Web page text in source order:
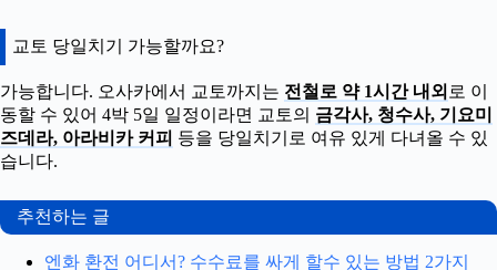
교토 당일치기 가능할까요?
가능합니다. 오사카에서 교토까지는 전철로 약 1시간 내외 로 이
동할 수 있어 4박 5일 일정이라면 교토의 금각사, 청수사, 기요미
즈데라, 아라비카 커피 등을 당일치기로 여유 있게 다녀올 수 있
습니다.
추천하는 글
엔화 환전 어디서? 수수료를 싸게 할수 있는 방법 2가지